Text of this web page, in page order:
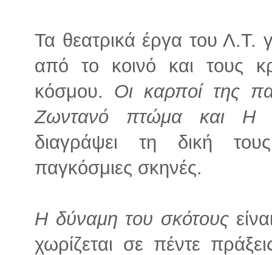
Τα θεατρικά έργα του Λ.Τ.
από το κοινό και τους
κόσμου. Οι καρποί της
Ζωντανό πτώμα και Η
διαγράψει τη δική
παγκόσμιες σκηνές.
Η δύναμη του σκότους
χωρίζεται σε πέντε